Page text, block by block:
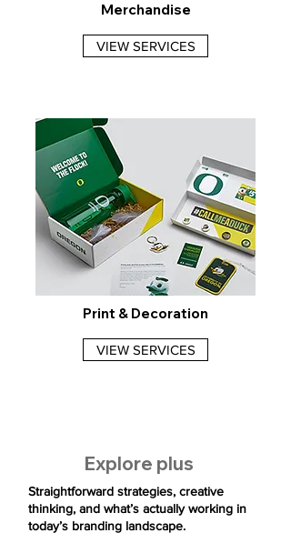
Merchandise
VIEW SERVICES
Print & Decoration
VIEW SERVICES
Explore plus
Straightforward strategies, creative
thinking, and what’s actually working in
today’s branding landscape.